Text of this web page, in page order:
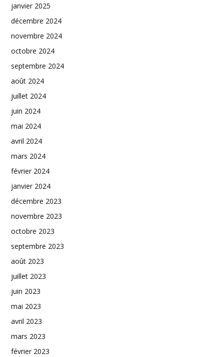
janvier 2025
décembre 2024
novembre 2024
octobre 2024
septembre 2024
août 2024
juillet 2024
juin 2024
mai 2024
avril 2024
mars 2024
février 2024
janvier 2024
décembre 2023
novembre 2023
octobre 2023
septembre 2023
août 2023
juillet 2023
juin 2023
mai 2023
avril 2023
mars 2023
février 2023